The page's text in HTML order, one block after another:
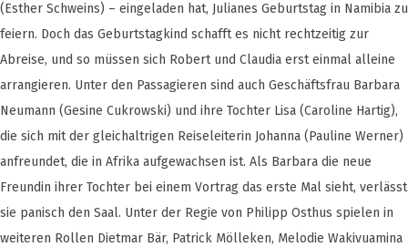
(Esther Schweins) – eingeladen hat, Julianes Geburtstag in Namibia zu
feiern. Doch das Geburtstagkind schafft es nicht rechtzeitig zur
Abreise, und so müssen sich Robert und Claudia erst einmal alleine
arrangieren. Unter den Passagieren sind auch Geschäftsfrau Barbara
Neumann (Gesine Cukrowski) und ihre Tochter Lisa (Caroline Hartig),
die sich mit der gleichaltrigen Reiseleiterin Johanna (Pauline Werner)
anfreundet, die in Afrika aufgewachsen ist. Als Barbara die neue
Freundin ihrer Tochter bei einem Vortrag das erste Mal sieht, verlässt
sie panisch den Saal. Unter der Regie von Philipp Osthus spielen in
weiteren Rollen Dietmar Bär, Patrick Mölleken, Melodie Wakivuamina